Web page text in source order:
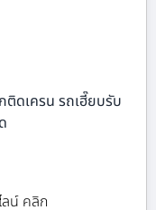
ติดเครน รถเฮี๊ยบรับ
ลน์ คลิก